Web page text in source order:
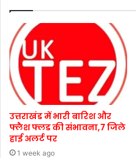
उत्तराखंड में भारी बारिश और
फ्लैश फ्लड की संभावना,7 जिले
हाई अलर्ट पर
1 week ago